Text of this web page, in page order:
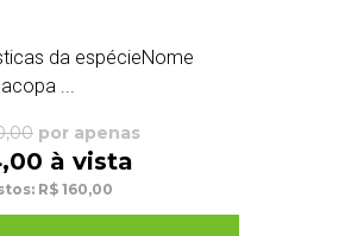
da espécieNome
...
por apenas
à vista
R$ 160,00